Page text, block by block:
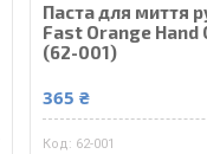
Паста для миття
Fast Orange
(62-001)
365 ₴
62-001